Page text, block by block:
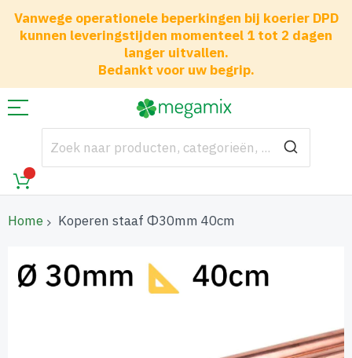
Vanwege operationele beperkingen bij koerier DPD
kunnen leveringstijden momenteel 1 tot 2 dagen
langer uitvallen.
Bedankt voor uw begrip.
Home Koperen staaf Φ30mm 40cm
naar
het
einde